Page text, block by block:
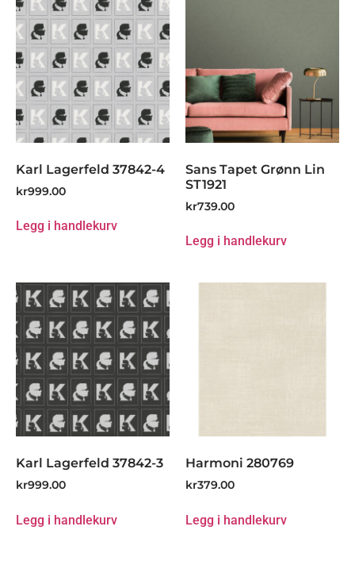
Karl Lagerfeld 37842-4
kr999.00
Legg i handlekurv
Sans Tapet Grønn Lin
ST1921
kr739.00
Legg i handlekurv
Karl Lagerfeld 37842-3
kr999.00
Legg i handlekurv
Harmoni 280769
kr379.00
Legg i handlekurv